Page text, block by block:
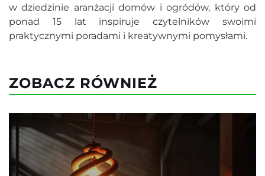
w dziedzinie aranżacji domów i ogródów, który od
ponad 15 lat inspiruje czytelników swoimi
praktycznymi poradami i kreatywnymi pomysłami.
ZOBACZ RÓWNIEŻ